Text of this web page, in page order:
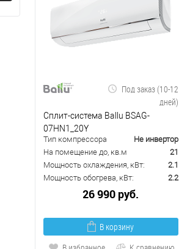
Под заказ (10-12
дней)
Сплит-система Ballu BSAG-
07HN1_20Y
Тип компрессора
Не инвертор
На помещение до, кв.м
21
Мощность охлаждения, кВт:
2.1
Мощность обогрева, кВт:
2.2
26 990 руб.
В корзину